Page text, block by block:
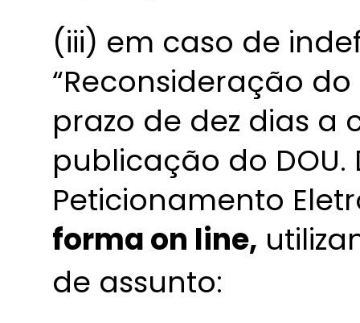
(iii) em caso de
“Reconsideração
prazo de dez dias
publicação do
Peticionamento
forma on line,
de assunto: